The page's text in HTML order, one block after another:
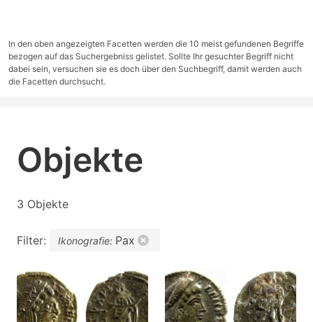
In den oben angezeigten Facetten werden die 10 meist gefundenen Begriffe
bezogen auf das Suchergebniss gelistet. Sollte Ihr gesuchter Begriff nicht
dabei sein, versuchen sie es doch über den Suchbegriff, damit werden auch
die Facetten durchsucht.
Objekte
3 Objekte
Filter: Ikonografie: Pax